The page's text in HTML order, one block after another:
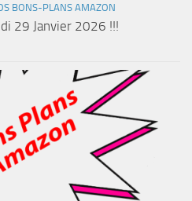
BONS-PLANS AMAZON
29 Janvier 2026 !!!